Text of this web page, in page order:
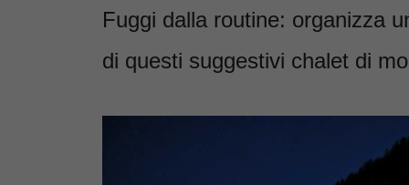
Fuggi dalla routine: organizza
di questi suggestivi chalet di